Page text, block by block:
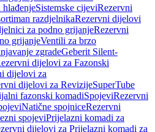
Sistemske cijeviRezervni
razdjelnikaRezervni dijelovi
za podno grijanjeRezervni
grijanjeVentili za brzo
zgradeGeberit Silent-
dijelovi za Fazonski
dijelovi za
dijelovi za RevizijeSuperTube
fazonski komadiSpojeviRezervni
Natične spojniceRezervni
spojeviPrijelazni komadi za
dijelovi za Prijelazni komadi za